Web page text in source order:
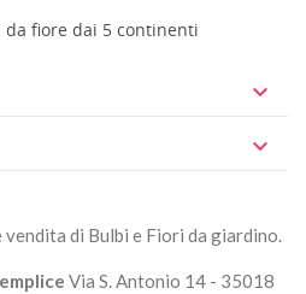
fiore dai 5 continenti


vendita di Bulbi e Fiori da giardino.
Via S. Antonio 14 - 35018